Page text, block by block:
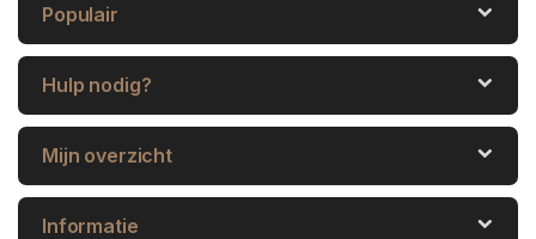
Populair
Hulp nodig?
Mijn overzicht
Informatie